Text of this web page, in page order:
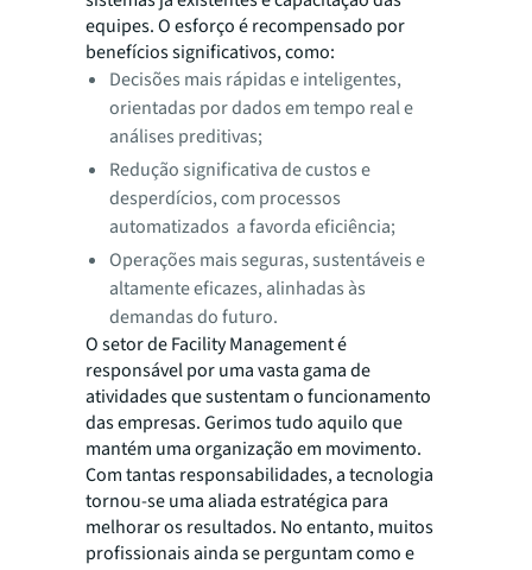
equipes. O esforço é recompensado por
benefícios significativos, como:
Decisões mais rápidas e inteligentes,
orientadas por dados em tempo real e
análises preditivas;
Redução significativa de custos e
desperdícios, com processos
automatizados a favorda eficiência;
Operações mais seguras, sustentáveis e
altamente eficazes, alinhadas às
demandas do futuro.
O setor de Facility Management é
responsável por uma vasta gama de
atividades que sustentam o funcionamento
das empresas. Gerimos tudo aquilo que
mantém uma organização em movimento.
Com tantas responsabilidades, a tecnologia
tornou-se uma aliada estratégica para
melhorar os resultados. No entanto, muitos
profissionais ainda se perguntam como e